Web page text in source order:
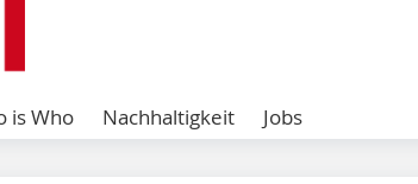
is Who Nachhaltigkeit Jobs